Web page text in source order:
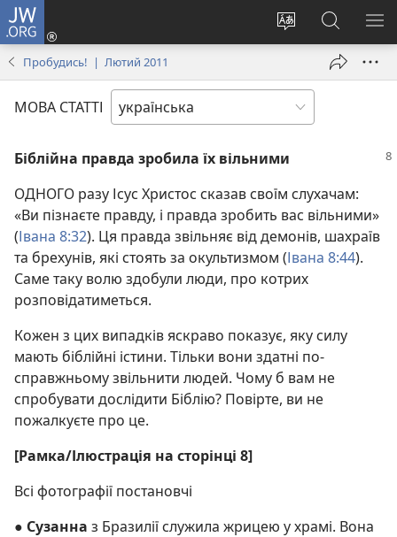
JW.ORG
Змінити
Увійти
(відкривається
вікні)
Пошук
на
сайті
Пробудись! | Лютий 2011
МОВА СТАТТІ
Біблійна правда зробила їх вільними
ОДНОГО разу Ісус Христос сказав своїм слухачам:
«Ви пізнаєте правду, і правда зробить вас вільними»
(Івана 8:32). Ця правда звільняє від демонів, шахраїв
та брехунів, які стоять за окультизмом (Івана 8:44).
Саме таку волю здобули люди, про котрих
розповідатиметься.
Кожен з цих випадків яскраво показує, яку силу
мають біблійні істини. Тільки вони здатні по-
справжньому звільнити людей. Чому б вам не
спробувати дослідити Біблію? Повірте, ви не
пожалкуєте про це.
[Рамка/Ілюстрація на сторінці 8]
Всі фотографії постановчі
● Сузанна з Бразилії служила жрицею у храмі. Вона